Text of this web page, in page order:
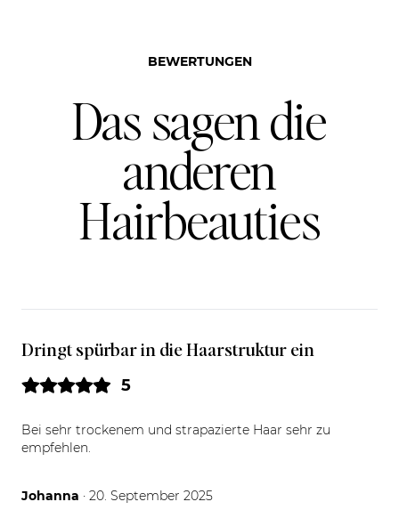
BEWERTUNGEN
Das sagen die
anderen
Hairbeauties
Dringt spürbar in die Haarstruktur ein
5
Bei sehr trockenem und strapazierte Haar sehr zu
empfehlen.
Johanna 20.09.25
· 20. September 2025